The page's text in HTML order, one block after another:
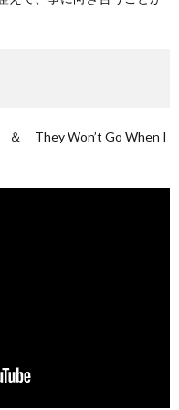
＆ They Won’t Go When I